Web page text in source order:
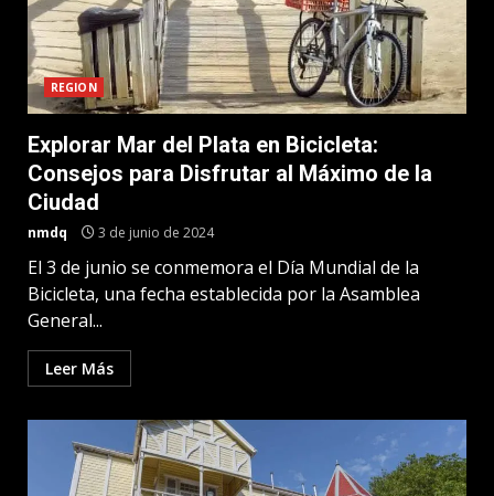
REGION
Explorar Mar del Plata en Bicicleta:
Consejos para Disfrutar al Máximo de la
Ciudad
nmdq 3 de junio de 2024
El 3 de junio se conmemora el Día Mundial de la
Bicicleta, una fecha establecida por la Asamblea
General...
Leer Más